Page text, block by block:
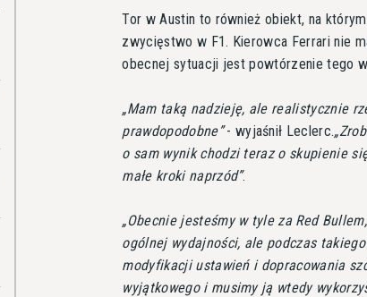
Tor w Austin to również obiekt, na
zwycięstwo w F1. Kierowca Ferrari nie
obecnej sytuacji jest powtórzenie tego
Mam taką nadzieję, ale realistycznie
prawdopodobne - wyjaśnił Leclerc.
o sam wynik chodzi teraz o skupienie
małe kroki naprzód .
Obecnie jesteśmy w tyle za Red
ogólnej wydajności, ale podczas
modyfikacji ustawień i dopracowania
wyjątkowego i musimy ją wtedy